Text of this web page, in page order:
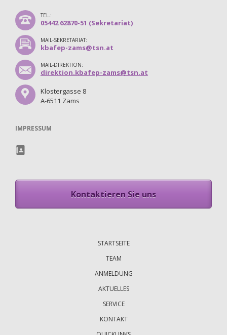
TEL.:
05442 62870-51 (Sekretariat)
MAIL-SEKRETARIAT:
kbafep-zams@tsn.at
MAIL-DIREKTION:
direktion.kbafep-zams@tsn.at
Klostergasse 8
A-6511 Zams
IMPRESSUM
Kontaktieren Sie uns
STARTSEITE
TEAM
ANMELDUNG
AKTUELLES
SERVICE
KONTAKT